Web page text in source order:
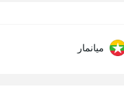
ميانمار